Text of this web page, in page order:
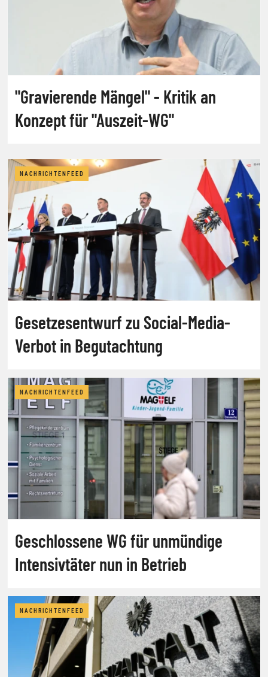
"Gravierende Mängel" - Kritik an
Konzept für "Auszeit-WG"
NACHRICHTENFEED
Gesetzesentwurf zu Social-Media-
Verbot in Begutachtung
NACHRICHTENFEED
Geschlossene WG für unmündige
Intensivtäter nun in Betrieb
NACHRICHTENFEED